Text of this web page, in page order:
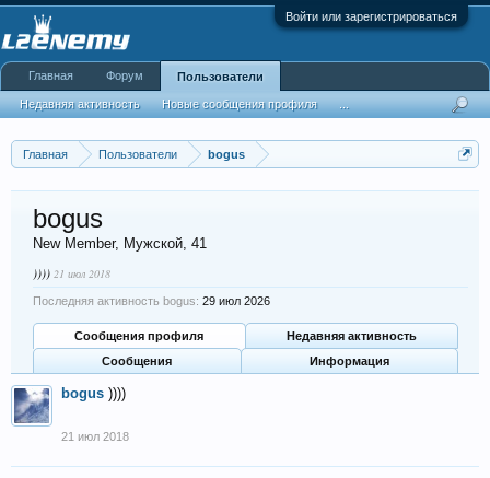
Войти или зарегистрироваться
Главная Пользователи bogus
bogus
New Member, Мужской, 41
)))) 21 июл 2018
Последняя активность bogus: 29 июл 2026
Сообщения профиля
Недавняя активность
Сообщения
Информация
bogus ))))
21 июл 2018
Главная Форум Пользователи
Недавняя активность Новые сообщения профиля